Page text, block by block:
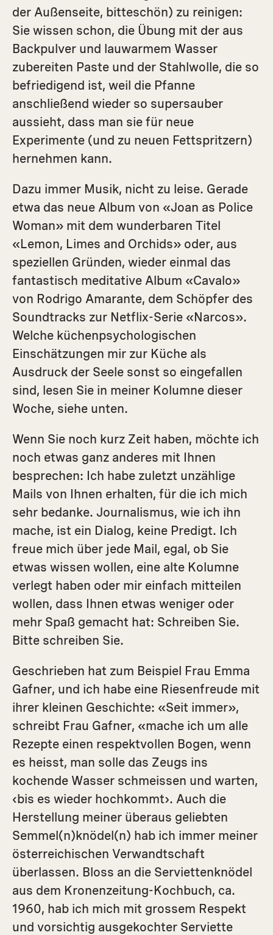
der Außenseite, bitteschön) zu reinigen:
Sie wissen schon, die Übung mit der aus
Backpulver und lauwarmem Wasser
zubereiten Paste und der Stahlwolle, die so
befriedigend ist, weil die Pfanne
anschließend wieder so supersauber
aussieht, dass man sie für neue
Experimente (und zu neuen Fettspritzern)
hernehmen kann.
Dazu immer Musik, nicht zu leise. Gerade
etwa das neue Album von «Joan as Police
Woman» mit dem wunderbaren Titel
«Lemon, Limes and Orchids» oder, aus
speziellen Gründen, wieder einmal das
fantastisch meditative Album «Cavalo»
von Rodrigo Amarante, dem Schöpfer des
Soundtracks zur Netflix-Serie «Narcos».
Welche küchenpsychologischen
Einschätzungen mir zur Küche als
Ausdruck der Seele sonst so eingefallen
sind, lesen Sie in meiner Kolumne dieser
Woche, siehe unten.
Wenn Sie noch kurz Zeit haben, möchte ich
noch etwas ganz anderes mit Ihnen
besprechen: Ich habe zuletzt unzählige
Mails von Ihnen erhalten, für die ich mich
sehr bedanke. Journalismus, wie ich ihn
mache, ist ein Dialog, keine Predigt. Ich
freue mich über jede Mail, egal, ob Sie
etwas wissen wollen, eine alte Kolumne
verlegt haben oder mir einfach mitteilen
wollen, dass Ihnen etwas weniger oder
mehr Spaß gemacht hat: Schreiben Sie.
Bitte schreiben Sie.
Geschrieben hat zum Beispiel Frau Emma
Gafner, und ich habe eine Riesenfreude mit
ihrer kleinen Geschichte: «Seit immer»,
schreibt Frau Gafner, «mache ich um alle
Rezepte einen respektvollen Bogen, wenn
es heisst, man solle das Zeugs ins
kochende Wasser schmeissen und warten,
‹bis es wieder hochkommt›. Auch die
Herstellung meiner überaus geliebten
Semmel(n)knödel(n) hab ich immer meiner
österreichischen Verwandtschaft
überlassen. Bloss an die Serviettenknödel
aus dem Kronenzeitung-Kochbuch, ca.
1960, hab ich mich mit grossem Respekt
und vorsichtig ausgekochter Serviette